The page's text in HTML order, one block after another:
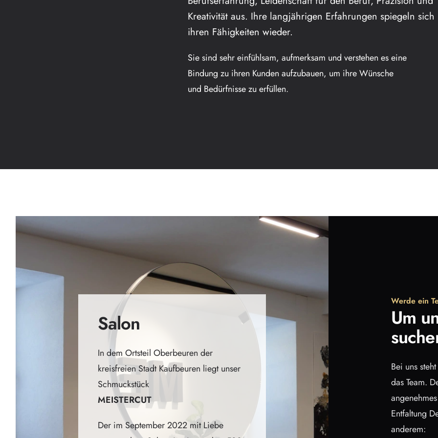
Kreativität aus. Ihre langjährigen Erfahrungen spiegeln sich
ihren Fähigkeiten wieder.
Sie sind sehr einfühlsam, aufmerksam und verstehen es eine
Bindung zu ihren Kunden aufzubauen, um ihre Wünsche
und Bedürfnisse zu erfüllen.
Salon
In dem Ortsteil Oberbeuren der
kreisfreien Stadt Kaufbeuren liegt unser
Schmuckstück
MEISTERCUT
Der im September 2022 mit Liebe
Werde ein
Um
Bei uns
das Team.
Entfaltung
anderem: